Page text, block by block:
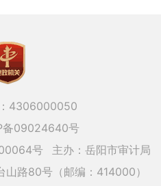
4306000050
备09024640号
号
主办：岳阳市审计局
路80号（邮编：414000）